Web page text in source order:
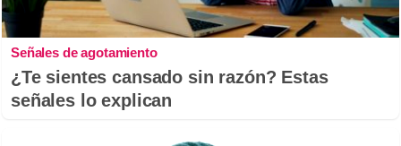
Señales de agotamiento
¿Te sientes cansado sin razón? Estas
señales lo explican